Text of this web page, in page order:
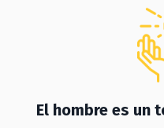
El hombre es un